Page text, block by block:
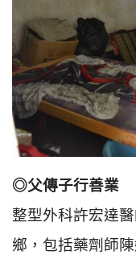
◎父傳子行善業
整型外科許宏達
鄉，包括藥劑師